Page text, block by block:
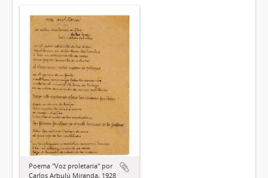
Poema "Voz proletaria" por
Carlos Arbulú Miranda, 1928